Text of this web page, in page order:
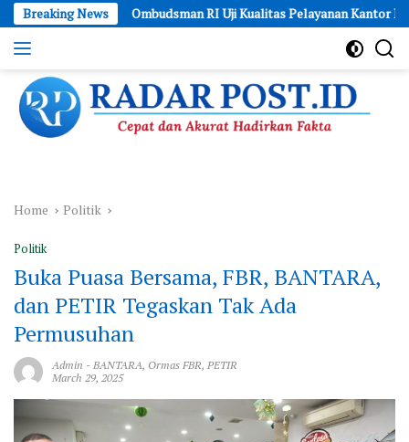
Skip
to
content
Breaking News
Ombudsman RI Uji Kualitas Pelayanan Kantor Pertanahan
dan
Akurat
Hadirkan
Fakta
Home Politik
Politik
Buka Puasa Bersama, FBR, BANTARA,
dan PETIR Tegaskan Tak Ada
Permusuhan
Admin - BANTARA, Ormas FBR, PETIR
March 29, 2025